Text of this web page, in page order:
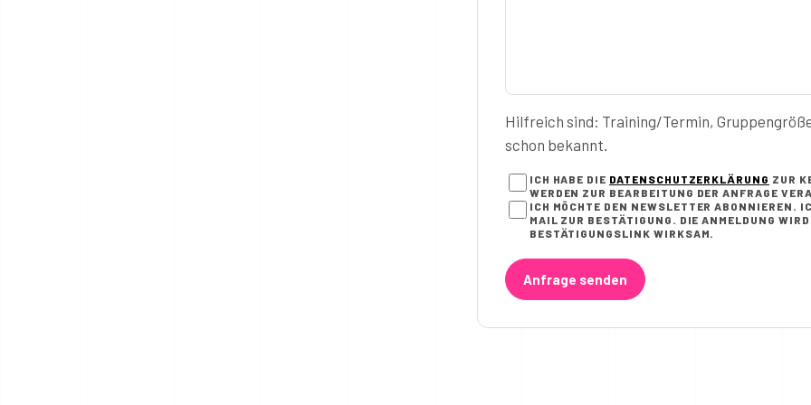
Hilfreich sind: Training/Termin,
schon bekannt.
ICH HABE DIE DATENSCHUTZERKLÄRUNG ZUR
WERDEN ZUR BEARBEITUNG DER ANFRAGE
ICH MÖCHTE DEN NEWSLETTER ABONNIEREN.
AIL ZUR BESTÄTIGUNG. DIE ANMELDUNG WIRD
ESTÄTIGUNGSLINK WIRKSAM.
Anfrage senden